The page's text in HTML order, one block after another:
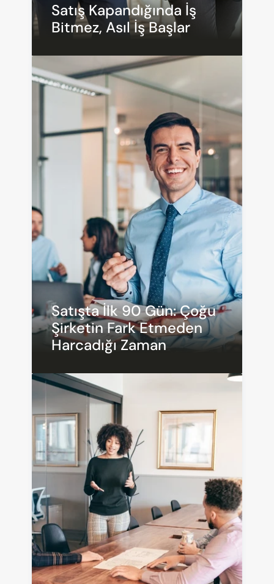
Satış Kapandığında İş
Bitmez, Asıl İş Başlar
Satışta İlk 90 Gün: Çoğu
Şirketin Fark Etmeden
Harcadığı Zaman